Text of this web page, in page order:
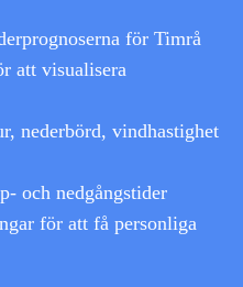
för Timrå
att visualisera
nederbörd, vindhastighet
och nedgångstider
för att få personliga